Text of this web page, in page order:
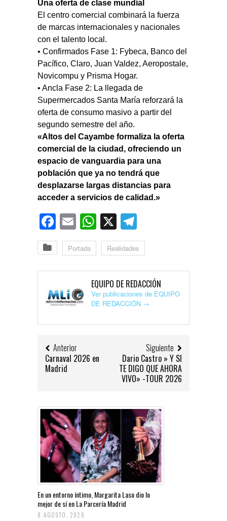
Una oferta de clase mundial
El centro comercial combinará la fuerza
de marcas internacionales y nacionales
con el talento local.
• Confirmados Fase 1: Fybeca, Banco del
Pacífico, Claro, Juan Valdez, Aeropostale,
Novicompu y Prisma Hogar.
• Ancla Fase 2: La llegada de
Supermercados Santa María reforzará la
oferta de consumo masivo a partir del
segundo semestre del año.
«Altos del Cayambe formaliza la oferta
comercial de la ciudad, ofreciendo un
espacio de vanguardia para una
población que ya no tendrá que
desplazarse largas distancias para
acceder a servicios de calidad.»
Facebook
EmailWhatsApp
X
Portada Realidades
EQUIPO DE REDACCIÓN
Ver publicaciones de EQUIPO
DE REDACCIÓN →
Anterior
Carnaval 2026 en
Madrid
Siguiente
Dario Castro » Y SI
TE DIGO QUE AHORA
VIVO» -TOUR 2026
En un entorno íntimo, Margarita Laso dio lo
mejor de sí en La Parcería Madrid
8 AGOSTO, 2026